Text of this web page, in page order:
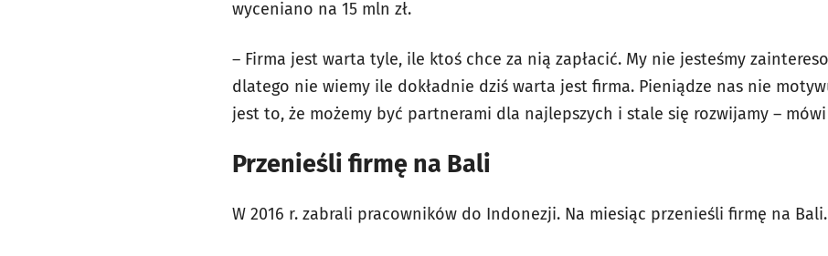
wyceniano na 15 mln zł.
– Firma jest warta tyle, ile ktoś chce za nią zapłacić. My nie jesteśmy
dlatego nie wiemy ile dokładnie dziś warta jest firma. Pieniądze nas nie
jest to, że możemy być partnerami dla najlepszych i stale się rozwijamy –
Przenieśli firmę na Bali
W 2016 r. zabrali pracowników do Indonezji. Na miesiąc przenieśli firmę na Bali.